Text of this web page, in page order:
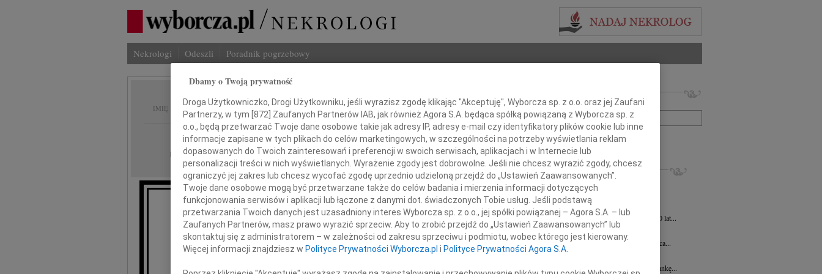
Nekrologi Odeszli Poradnik pogrzebowy
IMIĘ I NAZWISKO: Janina Kotiuk
REGION: Lublin
DATA EMISJI: 21.05.2010
Serdeczne podziękowania
dla Lekarzy, Pielęgniarek i całego Personelu Medycznego
SPSK nr 1 przy ul. Staszica w Lublinie,
Imię i nazwisko lub numer ogłoszenia:
+ szukanie zaawansowane
INNE NEKROLOGI
Andrzej Szostek27.07.2026 Lublin
W dniu 21 lipca 2026 r. zmarł Śp. ks. prof....
Andrzej Szostek 27.07.2026
W dniu 21 lipca 2026 roku zmarł w wieku 80 lat...
Anna Elżbieta Wstawska
W dniu 24 czerwca 2026 roku mija 1. rocznica...
Joanna Magdalena Milart
Z głębokim smutkiem żegnamy naszą Koleżankę...
Dbamy o Twoją prywatność
Droga Użytkowniczko, Drogi Użytkowniku, jeśli wyrazisz zgodę klikając "Akceptuję", Wyborcza sp. z o.o. oraz jej Zaufani
Partnerzy, w tym [872] Zaufanych Partnerów IAB, jak również Agora S.A. będąca spółką powiązaną z Wyborcza sp. z
o.o., będą przetwarzać Twoje dane osobowe takie jak adresy IP, adresy e-mail czy identyfikatory plików cookie lub inne
informacje zapisane w tych plikach do celów marketingowych, w szczególności na potrzeby wyświetlania reklam
dopasowanych do Twoich zainteresowań i preferencji w swoich serwisach, aplikacjach i w Internecie lub
personalizacji treści w nich wyświetlanych. Wyrażenie zgody jest dobrowolne. Jeśli nie chcesz wyrazić zgody, chcesz
ograniczyć jej zakres lub chcesz wycofać zgodę uprzednio udzieloną przejdź do „Ustawień Zaawansowanych”.
Twoje dane osobowe mogą być przetwarzane także do celów badania i mierzenia informacji dotyczących
funkcjonowania serwisów i aplikacji lub łączone z danymi dot. świadczonych Tobie usług. Jeśli podstawą
przetwarzania Twoich danych jest uzasadniony interes Wyborcza sp. z o.o., jej spółki powiązanej – Agora S.A. – lub
Zaufanych Partnerów, masz prawo wyrazić sprzeciw. Aby to zrobić przejdź do „Ustawień Zaawansowanych” lub
skontaktuj się z administratorem – w zależności od zakresu sprzeciwu i podmiotu, wobec którego jest kierowany.
Więcej informacji znajdziesz w Polityce Prywatności Wyborcza.pl i Polityce Prywatności Agora S.A.